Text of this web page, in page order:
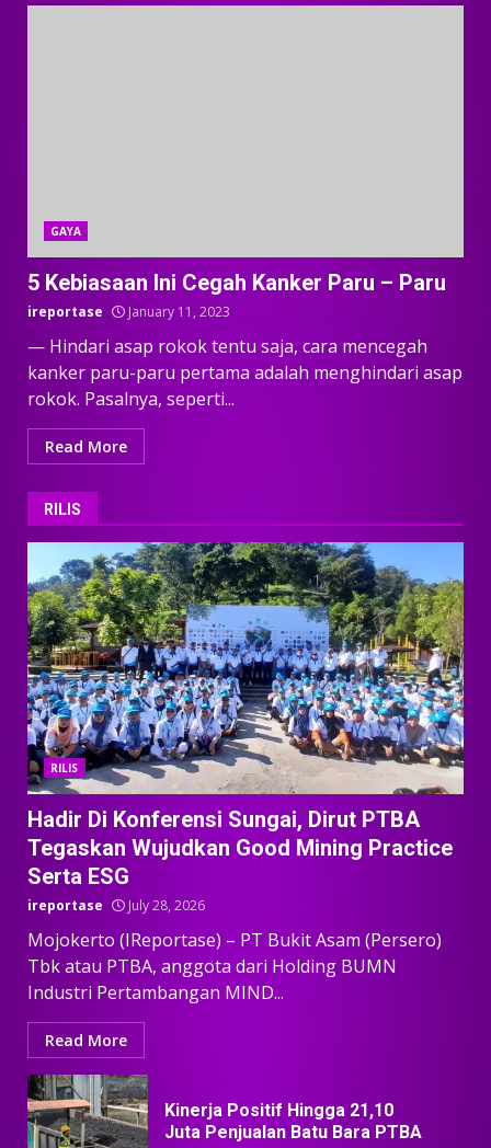
GAYA
5 Kebiasaan Ini Cegah Kanker Paru – Paru
ireportase January 11, 2023
— Hindari asap rokok tentu saja, cara mencegah
kanker paru-paru pertama adalah menghindari asap
rokok. Pasalnya, seperti...
Read More
RILIS
RILIS
Hadir Di Konferensi Sungai, Dirut PTBA
Tegaskan Wujudkan Good Mining Practice
Serta ESG
ireportase July 28, 2026
Mojokerto (IReportase) – PT Bukit Asam (Persero)
Tbk atau PTBA, anggota dari Holding BUMN
Industri Pertambangan MIND...
Read More
Kinerja Positif Hingga 21,10
Juta Penjualan Batu Bara PTBA